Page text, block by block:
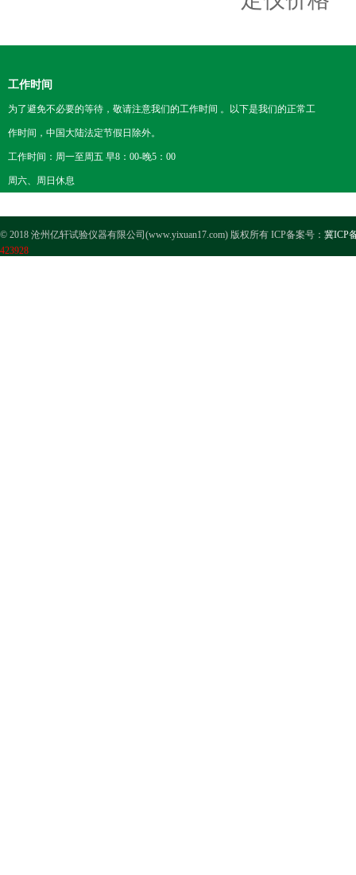
工作时间
为了避免不必要的等待，敬请注意我们的工作时间 。以下是我们的正常工
作时间，中国大陆法定节假日除外。
工作时间：周一至周五 早8：00-晚5：00
周六、周日休息
© 2018 沧州亿轩试验仪器有限公司(www.yixuan17.com) 版权所有 ICP备案号： 冀ICP
423928